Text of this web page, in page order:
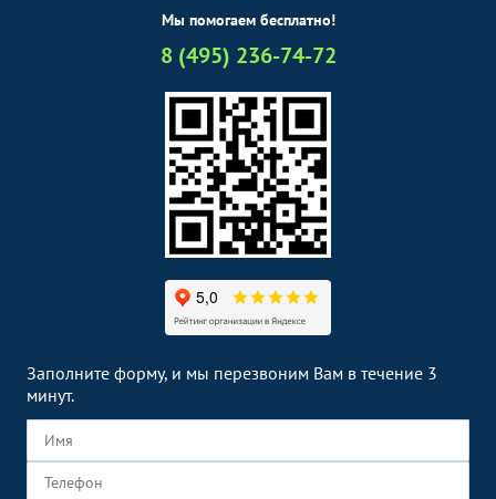
Мы помогаем бесплатно!
8 (495) 236-74-72
Заполните форму, и мы перезвоним Вам в течение 3
минут.